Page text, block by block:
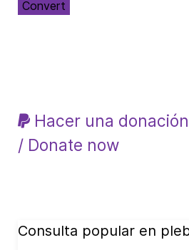
Convert
Hacer una donación
/ Donate now
Consulta popular en